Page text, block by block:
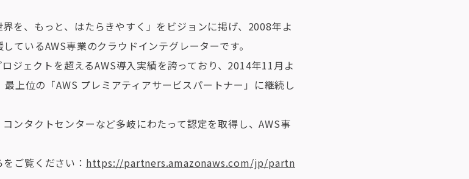
を、もっと、はたらきやすく」をビジョンに掲げ、2008年よ
ているAWS専業のクラウドインテグレーターです。
ジェクトを超えるAWS導入実績を誇っており、2014年11月よ
上位の「AWS プレミアティアサービスパートナー」に継続し
ンタクトセンターなど多岐にわたって認定を取得し、AWS事
ご覧ください： https://partners.amazonaws.com/jp/partn